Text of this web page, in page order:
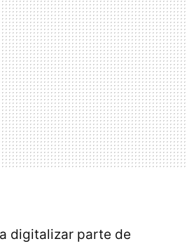
digitalizar parte de